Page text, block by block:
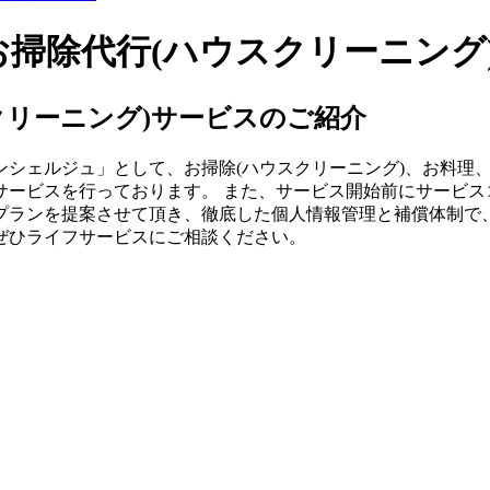
除代行(ハウスクリーニン
ーニング)サービスのご紹介
ェルジュ」として、お掃除(ハウスクリーニング)、お料理
ビスを行っております。 また、サービス開始前にサービ
ンを提案させて頂き、徹底した個人情報管理と補償体制
ライフサービスにご相談ください。